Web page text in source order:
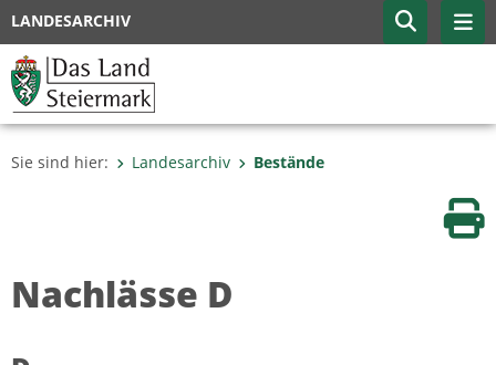
LANDESARCHIV
Sie sind hier: Landesarchiv Bestände
Nachlässe D